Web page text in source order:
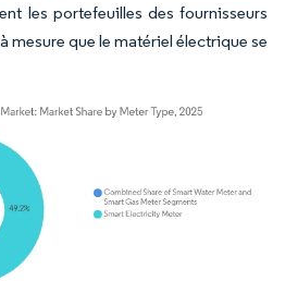
les portefeuilles des fournisseurs
mesure que le matériel électrique se